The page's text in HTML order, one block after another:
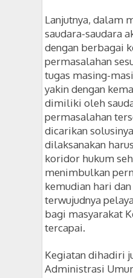
Lanjutnya, dalam
saudara-saudara
dengan berbagai
permasalahan
tugas masing-
yakin dengan
dimiliki oleh
permasalahan
dicarikan
dilaksanakan
koridor hukum
menimbulkan
kemudian hari
terwujudnya
bagi masyarakat
tercapai.
Kegiatan dihadiri
Administrasi